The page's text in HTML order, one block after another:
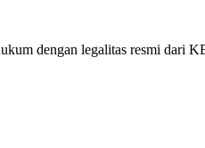
dengan legalitas resmi